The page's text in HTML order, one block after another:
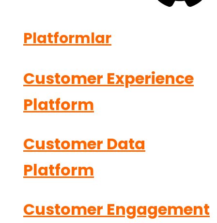
Platformlar
Customer Experience
Platform
Customer Data
Platform
Customer Engagement